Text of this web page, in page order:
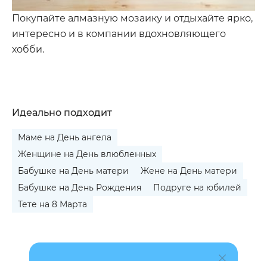
Покупайте алмазную мозаику и отдыхайте ярко,
интересно и в компании вдохновляющего
хобби.
Идеально подходит
Маме на День ангела
Женщине на День влюбленных
Бабушке на День матери
Жене на День матери
Бабушке на День Рождения
Подруге на юбилей
Тете на 8 Марта